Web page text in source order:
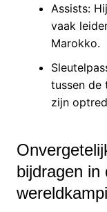
Assists:
vaak
Marokko.
tussen de
zijn
bijdragen in